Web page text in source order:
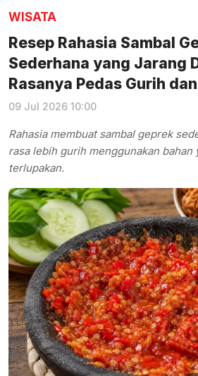
WISATA
Resep Rahasia Sambal
Sederhana yang Jarang
Rasanya Pedas Gurih
09 Jul 2026 10:00
Rahasia membuat sambal geprek
rasa lebih gurih menggunakan bahan
terlupakan.